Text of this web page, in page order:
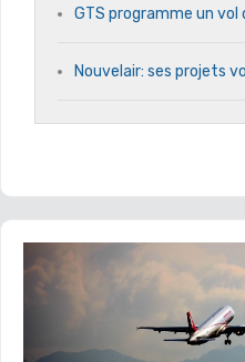
GTS programme un vol
Nouvelair: ses projets